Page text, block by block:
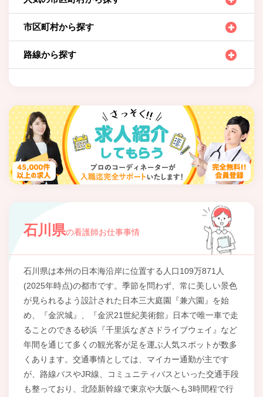
市区町村から探す
路線から探す
石川県の看護師お仕事事情
石川県は本州の日本海沿岸に位置する人口109万871人
(2025年時点)の都市です。季節を問わず、常に美しい景色
が見られるよう設計された日本三大庭園『兼六園』を始
め、『金沢城』、『金沢21世紀美術館』日本で唯一車で走
ることのできる砂浜『千里浜なぎさドライブウェイ』など
年間を通じて多くの観光客が足を運ぶ人気スポットが数多
くあります。交通事情としては、マイカー通勤が主です
が、路線バスやJR線、コミュニティバスといった交通手段
も整っており、北陸新幹線で東京や大阪へも3時間程で行